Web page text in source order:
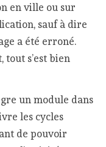
en ville ou sur
sauf à dire
a été erroné.
tout s’est bien
un module dans
les cycles
de pouvoir